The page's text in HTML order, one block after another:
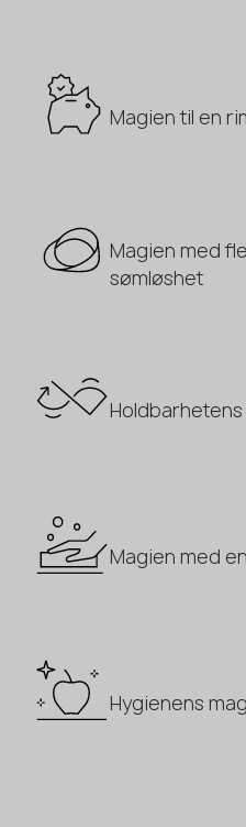
Magien til en
Magien med
sømløshet
Magien med
Hygienens